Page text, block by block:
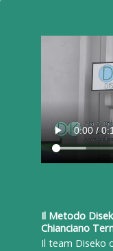
Il Metodo
Chianciano
Il team Diseko